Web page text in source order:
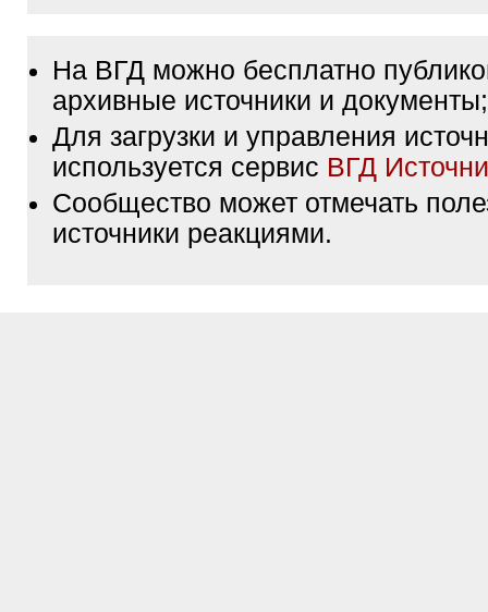
На ВГД можно бесплатно
архивные источники и документы;
Для загрузки и управления
используется сервис ВГД
Сообщество может отмечать
источники реакциями.